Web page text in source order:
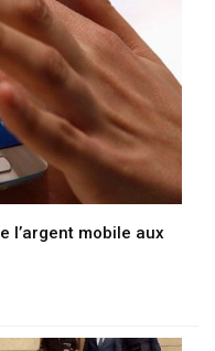
l’argent mobile aux